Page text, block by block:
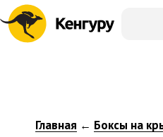
Главная ← Боксы на